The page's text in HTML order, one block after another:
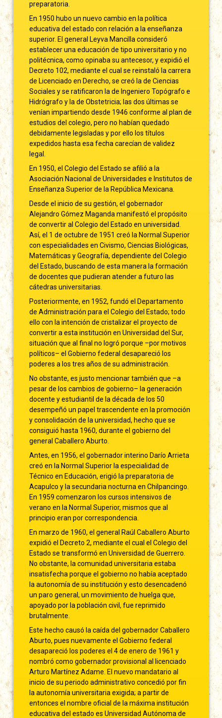
preparatoria.
En 1950 hubo un nuevo cambio en la política
educativa del estado con relación a la enseñanza
superior. El general Leyva Mancilla consideró
establecer una educación de tipo universitario y no
politécnica, como opinaba su antecesor, y expidió el
Decreto 102, mediante el cual se reinstaló la carrera
de Licenciado en Derecho, se creó la de Ciencias
Sociales y se ratificaron la de Ingeniero Topógrafo e
Hidrógrafo y la de Obstetricia; las dos últimas se
venían impartiendo desde 1946 conforme al plan de
estudios del colegio, pero no habían quedado
debidamente legisladas y por ello los títulos
expedidos hasta esa fecha carecían de validez
legal.
En 1950, el Colegio del Estado se afilió a la
Asociación Nacional de Universidades e Institutos de
Enseñanza Superior de la República Mexicana.
Desde el inicio de su gestión, el gobernador
Alejandro Gómez Maganda manifestó el propósito
de convertir al Colegio del Estado en universidad.
Así, el 1 de octubre de 1951 creó la Normal Superior
con especialidades en Civismo, Ciencias Biológicas,
Matemáticas y Geografía, dependiente del Colegio
del Estado, buscando de esta manera la formación
de docentes que pudieran atender a futuro las
cátedras universitarias.
Posteriormente, en 1952, fundó el Departamento
de Administración para el Colegio del Estado; todo
ello con la intención de cristalizar el proyecto de
convertir a esta institución en Universidad del Sur,
situación que al final no logró porque –por motivos
políticos– el Gobierno federal desapareció los
poderes a los tres años de su administración.
No obstante, es justo mencionar también que –a
pesar de los cambios de gobierno– la generación
docente y estudiantil de la década de los 50
desempeñó un papel trascendente en la promoción
y consolidación de la universidad, hecho que se
consiguió hasta 1960, durante el gobierno del
general Caballero Aburto.
Antes, en 1956, el gobernador interino Darío Arrieta
creó en la Normal Superior la especialidad de
Técnico en Educación, erigió la preparatoria de
Acapulco y la secundaria nocturna en Chilpancingo.
En 1959 comenzaron los cursos intensivos de
verano en la Normal Superior, mismos que al
principio eran por correspondencia.
En marzo de 1960, el general Raúl Caballero Aburto
expidió el Decreto 2, mediante el cual el Colegio del
Estado se transformó en Universidad de Guerrero.
No obstante, la comunidad universitaria estaba
insatisfecha porque el gobierno no había aceptado
la autonomía de su institución y esto desencadenó
un paro general, un movimiento de huelga que,
apoyado por la población civil, fue reprimido
brutalmente.
Este hecho causó la caída del gobernador Caballero
Aburto, pues nuevamente el Gobierno federal
desapareció los poderes el 4 de enero de 1961 y
nombró como gobernador provisional al licenciado
Arturo Martínez Adame. El nuevo mandatario al
inicio de su periodo administrativo concedió por fin
la autonomía universitaria exigida; a partir de
entonces el nombre oficial de la máxima institución
educativa del estado es Universidad Autónoma de